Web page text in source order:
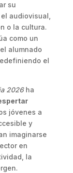
su
audiovisual,
o la cultura.
como un
alumnado
el
2026ha
jóvenes a
y
imaginarse
en
la